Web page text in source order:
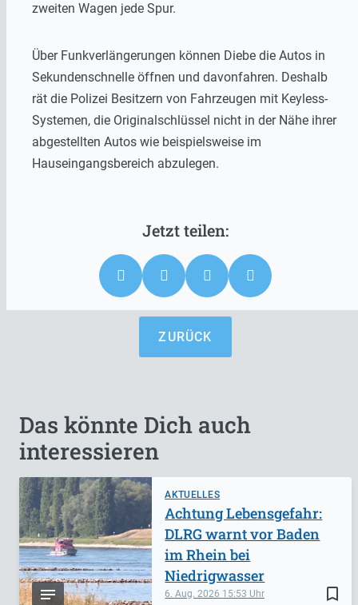
zweiten Wagen jede Spur.
Über Funkverlängerungen können Diebe die Autos in
Sekundenschnelle öffnen und davonfahren. Deshalb
rät die Polizei Besitzern von Fahrzeugen mit Keyless-
Systemen, die Originalschlüssel nicht in der Nähe ihrer
abgestellten Autos wie beispielsweise im
Hauseingangsbereich abzulegen.
ZURÜCK
Das könnte Dich auch
interessieren
AKTUELLES
bookmark_border
6. Aug. 2026 15:53
Achtung Lebensgefahr:
DLRG warnt vor Baden
im Rhein bei
Niedrigwasser